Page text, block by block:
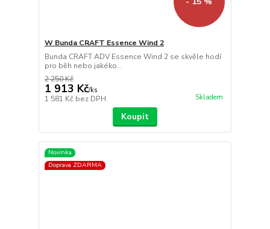
W Bunda CRAFT Essence Wind 2
Bunda CRAFT ADV Essence Wind 2 se skvěle hodí
pro běh nebo jakéko...
2 250 Kč
1 913 Kč/ks
1 581 Kč bez DPH Skladem
Koupit
Novinka
Doprava ZDARMA